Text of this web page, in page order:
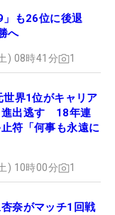
」も26位に後退
へ
) 08時41分 1
界1位がキャリア
進出逃す 18年連
符「何事も永遠に
) 10時00分 1
奈がマッチ1回戦